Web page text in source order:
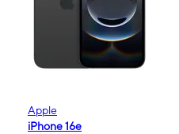
Apple
iPhone 16e